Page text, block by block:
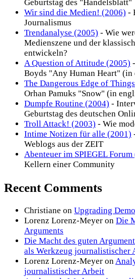
Geburtstag des "Handelsblatt"
Wir sind die Medien! (2006) -
Journalismus
Trendanalyse (2005) - Wie
Medienszene und der
entwickeln?
A Question of Attitude (2005)
Boyds "Any Human Heart" (in
The Dangerous Edge of
Orhan Pamuks "Snow" (in
Dumpfe Routine (2004) -
Geburtstag des deutschen
Troll Attack! (2003) - Wie
Intime Notizen für alle (2001)
Weblogs aus der ZEIT
Abenteuer im SPIEGEL
Kellern einer Community
Recent Comments
Christiane on Upgrading
Lorenz Lorenz-Meyer on Die
Arguments
Die Macht des guten
als Werkzeug journalistischer
Lorenz Lorenz-Meyer on
journalistischer Arbeit